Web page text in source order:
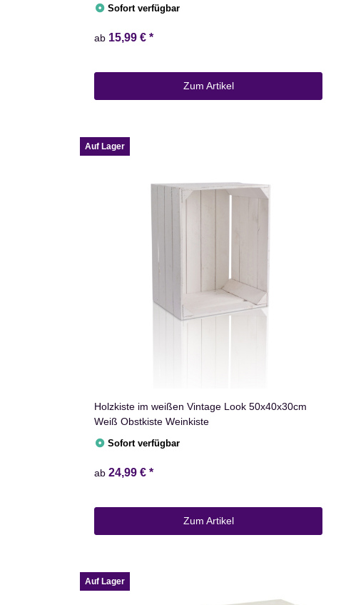
Sofort verfügbar
ab 15,99 € *
Zum Artikel
Auf Lager
Holzkiste im weißen Vintage Look 50x40x30cm
Weiß Obstkiste Weinkiste
Sofort verfügbar
ab 24,99 € *
Zum Artikel
Auf Lager